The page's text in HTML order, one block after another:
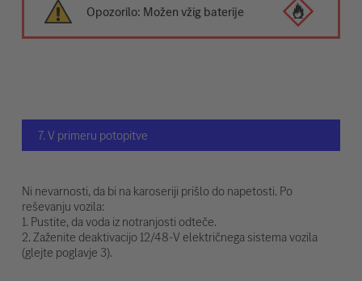
Opozorilo: Možen vžig baterije
7. V primeru potopitve
Ni nevarnosti, da bi na karoseriji prišlo do napetosti. Po
reševanju vozila:
1. Pustite, da voda iz notranjosti odteče.
2. Zaženite deaktivacijo 12/48-V električnega sistema vozila
(glejte poglavje 3).